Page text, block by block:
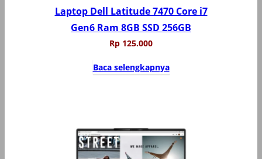
Laptop Dell Latitude 7470 Core i7
Gen6 Ram 8GB SSD 256GB
Rp 125.000
Baca selengkapnya